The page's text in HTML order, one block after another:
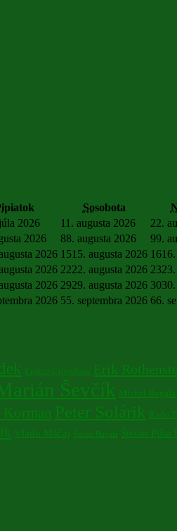
piatok Sosobota
2026 1 1. augusta 2026 22.
2026 88. augusta 2026 99.
2026 1515. augusta 2026 16
2026 2222. augusta 2026 23
2026 2929. augusta 2026 30
2026 55. septembra 2026 66.
Enrico Crivellaro Erik
Ševčík Michal Bugala
Korman Peter Solárik Rado
Vlado Máčaj Štefan Bugala Štefan Pišta